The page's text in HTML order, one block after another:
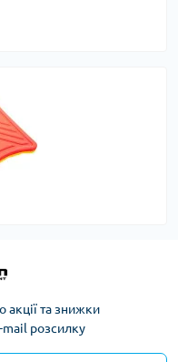
та знижки
розсилку